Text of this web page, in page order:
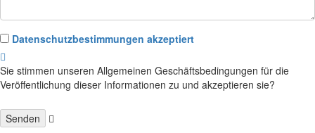
Datenschutzbestimmungen akzeptiert
Sie stimmen unseren Allgemeinen Geschäftsbedingungen für die
Veröffentlichung dieser Informationen zu und akzeptieren sie?